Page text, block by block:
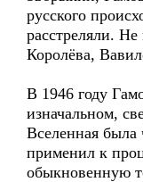
русского
расстреляли.
Королёва,
В 1946 году
изначальном,
Вселенная была
применил к
обыкновенную